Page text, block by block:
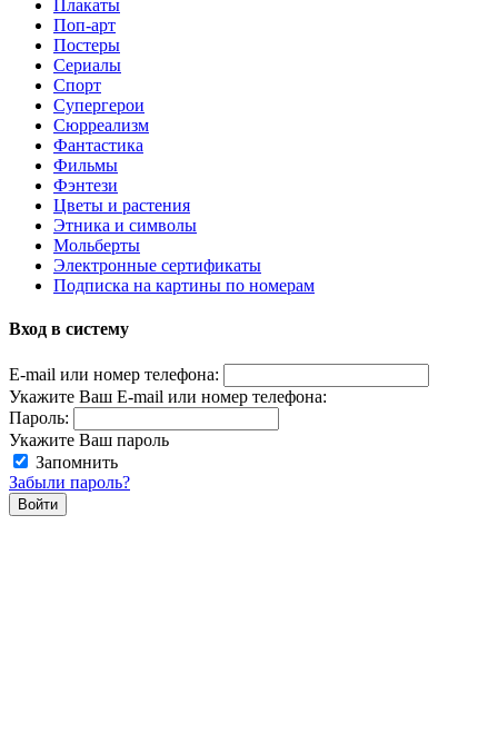
Плакаты
Поп-арт
Постеры
Сериалы
Спорт
Супергерои
Сюрреализм
Фантастика
Фильмы
Фэнтези
Цветы и растения
Этника и символы
Мольберты
Электронные сертификаты
Подписка на картины по номерам
Вход в систему
E-mail или номер телефона:
Укажите Ваш E-mail или номер телефона:
Пароль:
Укажите Ваш пароль
Запомнить
Забыли пароль?